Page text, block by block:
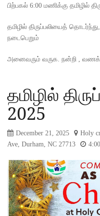
பிற்பகல் 6:00 மணிக்கு தமிழில்
தமிழில் திருப்பலியைத்
நடைபெறும்
அனைவரும் வருக. நன்றி ,
தமிழில்
2025
December 21, 2025
Holy
Ave, Durham, NC 27713